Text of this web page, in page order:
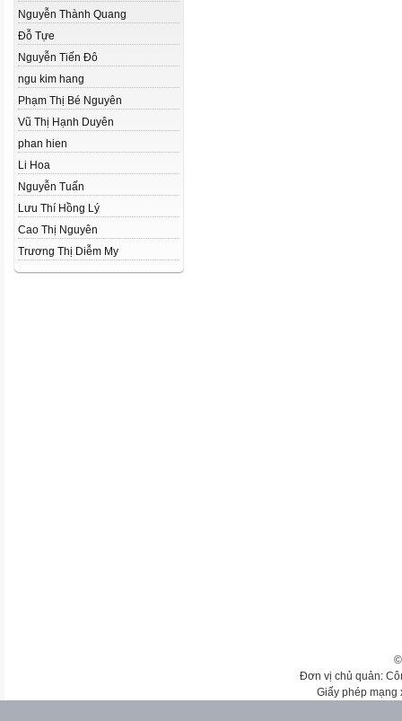
Nguyễn Thành Quang
Đỗ Tựe
Nguyễn Tiến Đô
ngu kim hang
Phạm Thị Bé Nguyên
Vũ Thị Hạnh Duyên
phan hien
Li Hoa
Nguyễn Tuấn
Lưu Thí Hồng Lý
Cao Thị Nguyên
Trương Thị Diễm My
Đơn vị chủ quản:
Giấy phép mạng